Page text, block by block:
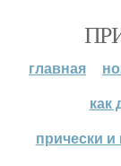
главная
как
прически